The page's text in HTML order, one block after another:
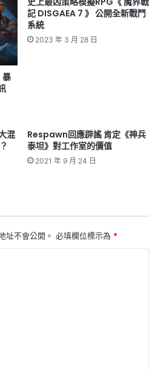
記 DISGAEA 7 》 公開全新戰鬥
系統
2023 年 3 月 28 日
混
Respawn回應辟謠 肯定《神兵
泰坦》對工作室的價值
2021 年 9 月 24 日
址不會公開。 必填欄位標示為 *